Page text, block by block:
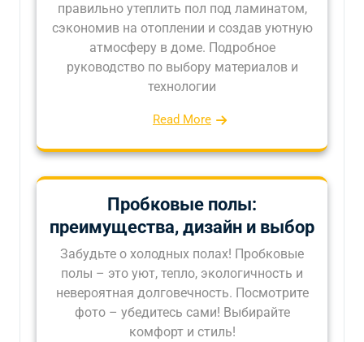
правильно утеплить пол под ламинатом,
сэкономив на отоплении и создав уютную
атмосферу в доме. Подробное
руководство по выбору материалов и
технологии
Read More
Пробковые полы:
преимущества, дизайн и выбор
Забудьте о холодных полах! Пробковые
полы – это уют, тепло, экологичность и
невероятная долговечность. Посмотрите
фото – убедитесь сами! Выбирайте
комфорт и стиль!